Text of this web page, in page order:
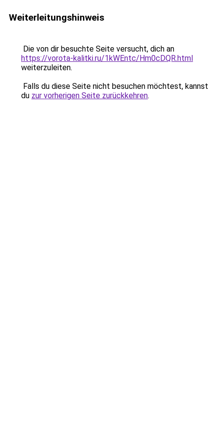
Weiterleitungshinweis
Die von dir besuchte Seite versucht, dich an
https://vorota-kalitki.ru/1kWEntc/Hm0cDQR.html
weiterzuleiten.
Falls du diese Seite nicht besuchen möchtest, kannst
du zur vorherigen Seite zurückkehren.